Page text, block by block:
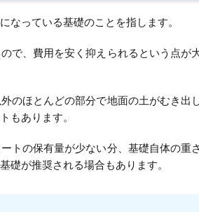
なっている基礎のことを指します。
で、費用を安く抑えられるという点が
のほとんどの部分で地面の土がむき出
もあります。
トの保有量が少ない分、基礎自体の重さ
礎が推奨される場合もあります。